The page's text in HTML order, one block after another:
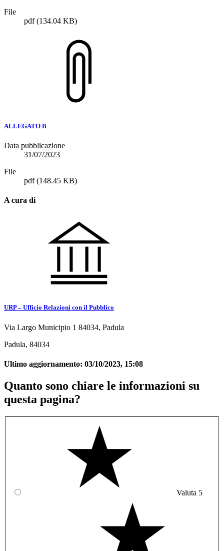
File
pdf(134.04 KB)
ALLEGATO B
Data pubblicazione
31/07/2023
File
pdf(148.45 KB)
A cura di
URP – Ufficio Relazioni con il Pubblico
Via Largo Municipio 1 84034, Padula
Padula, 84034
Ultimo aggiornamento: 03/10/2023, 15:08
Quanto sono chiare le informazioni su
questa pagina?
Valuta 5